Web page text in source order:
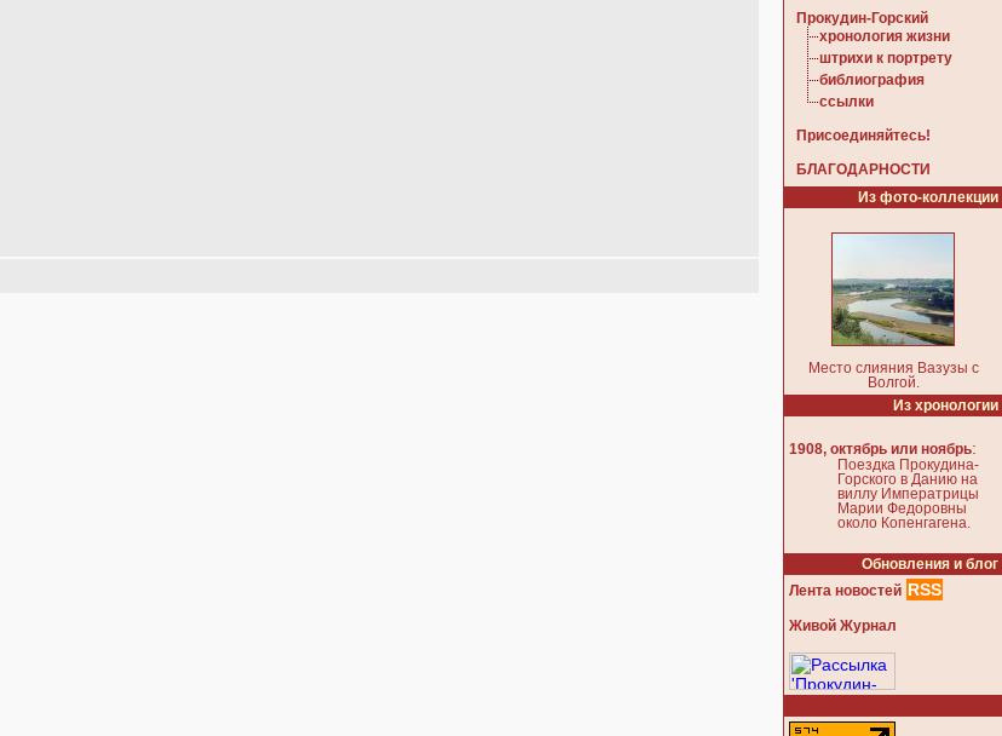
Прокудин-Горский
хронология жизни
штрихи к портрету
библиография
ссылки
Присоединяйтесь!
БЛАГОДАРНОСТИ
Из фото-коллекции
Место слияния Вазузы с
Волгой.
Из хронологии
1908, октябрь или ноябрь:
Поездка Прокудина-
Горского в Данию на
виллу Императрицы
Марии Федоровны
около Копенгагена.
Обновления и блог
Лента новостей RSS
Живой Журнал